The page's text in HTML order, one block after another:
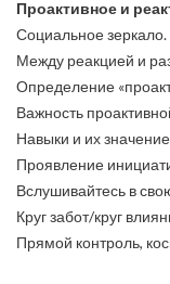
Проактивное и
Социальное зеркало.
Между реакцией и
Определение
Важность
Навыки и их
Проявление
Вслушивайтесь в
Круг забот/круг
Прямой контроль,